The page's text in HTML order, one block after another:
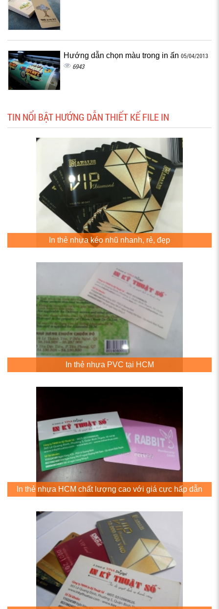
Hướng dẫn chọn màu trong in ấn 05/04/2013
6943
TIN NỔI BẬT HƯỚNG DẪN THIẾT KẾ FILE IN
In thẻ nhựa kéo nhũ nhanh, rẻ, đẹp
In thẻ nhựa PVC tại HCM
In thẻ nhựa HCM chất lượng cao với giá cực hấp dẫn